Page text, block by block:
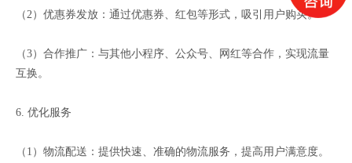
（2）优惠券发放：通过优惠券、红包等形式，吸引用户购买。
（3）合作推广：与其他小程序、公众号、网红等合作，实现流量
互换。
6. 优化服务
（1）物流配送：提供快速、准确的物流服务，提高用户满意度。